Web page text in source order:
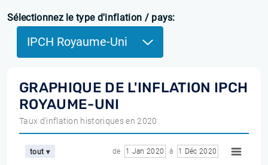
Sélectionnez le type d'inflation / pays:
IPCH Royaume-Uni
GRAPHIQUE DE L'INFLATION IPCH
ROYAUME-UNI
Taux d'inflation historiques en 2020
tout ▾ de 1 Jan 2020 à 1 Déc 2020